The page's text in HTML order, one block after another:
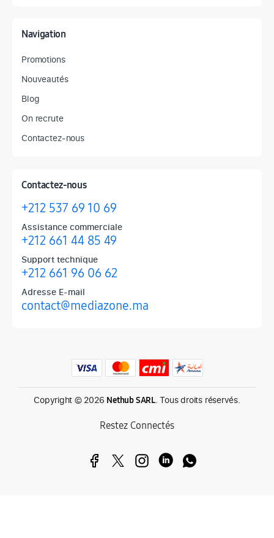
Navigation
Promotions
Nouveautés
Blog
On recrute
Contactez-nous
Contactez-nous
+212 537 69 10 69
Assistance commerciale
+212 661 44 85 49
Support technique
+212 661 96 06 62
Adresse E-mail
contact@mediazone.ma
Produits phares chez Mediazone
Retrouvez chez Mediazone les références incontournables :
Copyright © 2026 Nethub SARL. Tous droits réservés.
Restez Connectés